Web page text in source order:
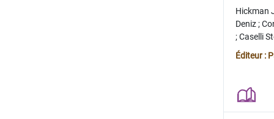
Hickman
Deniz;
;Caselli
Juan
Éditeur :